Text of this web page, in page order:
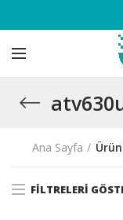
Ana Sayfa
FILTRELERI